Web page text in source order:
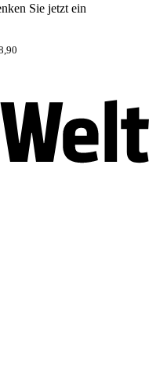
Sie jetzt ein